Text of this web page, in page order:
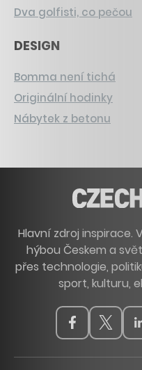
Dva golfisti, co pečou
DESIGN
Bomma není tichá
Originální hodinky
Nábytek z betonu
Hlavní zdroj inspirace.
hýbou Českem a
přes technologie,
sport, kulturu,